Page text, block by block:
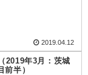
2019.04.12
2019年3月：茨城
前半）